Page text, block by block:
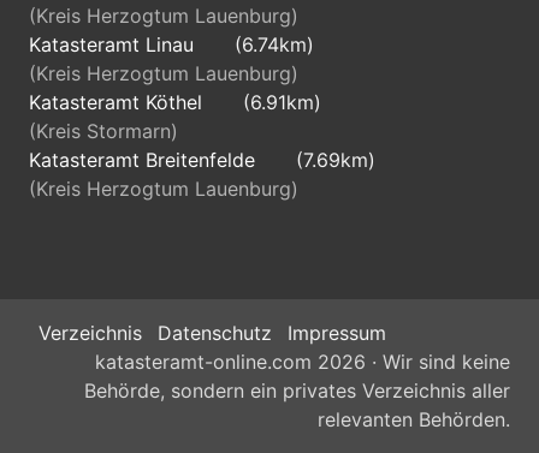
(Kreis Herzogtum Lauenburg)
Katasteramt Linau
(6.74km)
(Kreis Herzogtum Lauenburg)
Katasteramt Köthel
(6.91km)
(Kreis Stormarn)
Katasteramt Breitenfelde
(7.69km)
(Kreis Herzogtum Lauenburg)
Verzeichnis Datenschutz
Impressum
katasteramt-online.com 2026 · Wir sind keine
Behörde, sondern ein privates Verzeichnis aller
relevanten Behörden.